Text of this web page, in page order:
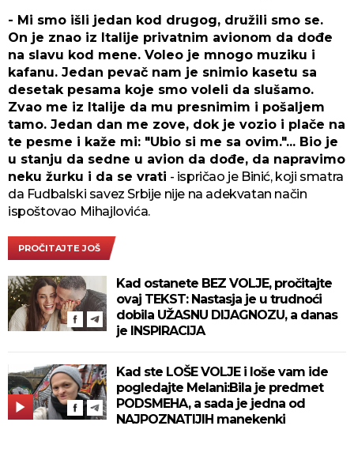
- Mi smo išli jedan kod drugog, družili smo se.
On je znao iz Italije privatnim avionom da dođe
na slavu kod mene. Voleo je mnogo muziku i
kafanu. Jedan pevač nam je snimio kasetu sa
desetak pesama koje smo voleli da slušamo.
Zvao me iz Italije da mu presnimim i pošaljem
tamo. Jedan dan me zove, dok je vozio i plače na
te pesme i kaže mi: "Ubio si me sa ovim."... Bio je
u stanju da sedne u avion da dođe, da napravimo
neku žurku i da se vrati - ispričao je Binić, koji smatra
da Fudbalski savez Srbije nije na adekvatan način
ispoštovao Mihajlovića.
PROČITAJTE JOŠ
Kad ostanete BEZ VOLJE, pročitajte
ovaj TEKST: Nastasja je u trudnoći
dobila UŽASNU DIJAGNOZU, a danas
je INSPIRACIJA
Kad ste LOŠE VOLJE i loše vam ide
pogledajte Melani:Bila je predmet
PODSMEHA, a sada je jedna od
NAJPOZNATIJIH manekenki